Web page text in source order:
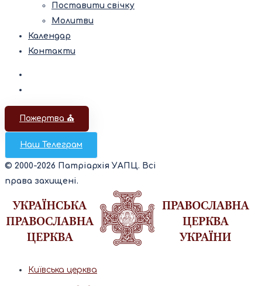
Поставити свічку
Молитви
Календар
Контакти
Пожертва ⛪️
Наш Телеграм
© 2000-2026 Патріархія УАПЦ. Всі
права захищені.
Київська церква